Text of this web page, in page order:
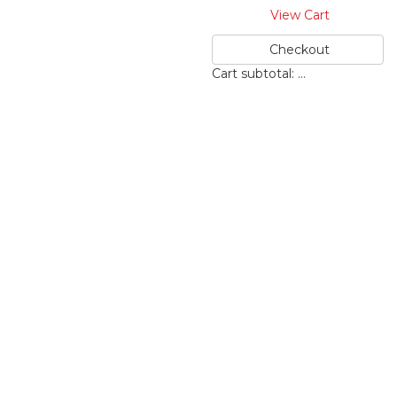
View Cart
Checkout
Cart subtotal: …